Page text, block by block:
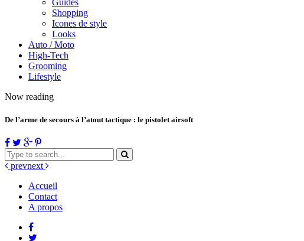
Guides
Shopping
Icones de style
Looks
Auto / Moto
High-Tech
Grooming
Lifestyle
Now reading
De l’arme de secours à l’atout tactique : le pistolet airsoft
prevnext
Accueil
Contact
A propos